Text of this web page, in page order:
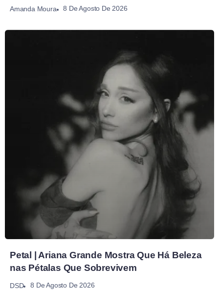
Amanda Moura 8 De Agosto De 2026
Petal | Ariana Grande Mostra Que Há Beleza
nas Pétalas Que Sobrevivem
DSD 8 De Agosto De 2026